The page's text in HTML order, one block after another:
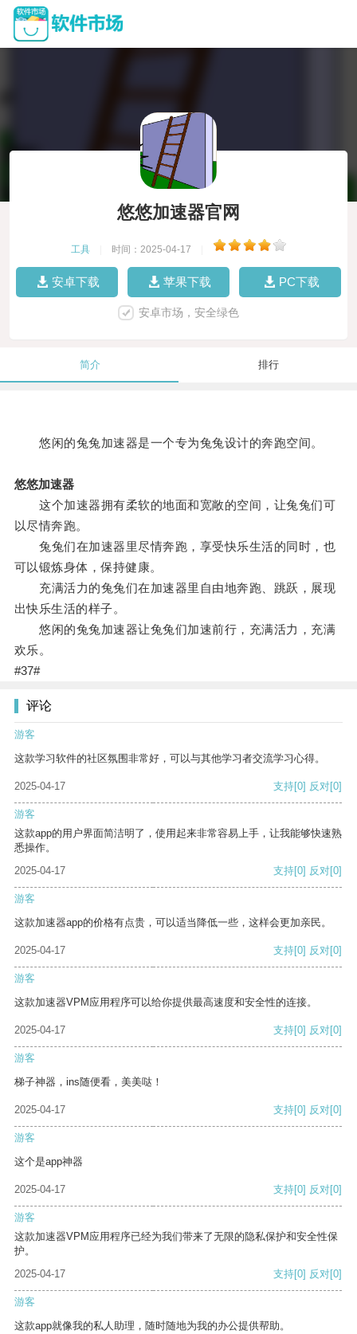
悠悠加速器官网
工具 时间：2025-04-17
安卓下载 苹果下载 PC下载
安卓市场，安全绿色
简介 排行
悠闲的兔兔加速器是一个专为兔兔设计的奔跑空间。
悠悠加速器
这个加速器拥有柔软的地面和宽敞的空间，让兔兔们可
以尽情奔跑。
兔兔们在加速器里尽情奔跑，享受快乐生活的同时，也
可以锻炼身体，保持健康。
充满活力的兔兔们在加速器里自由地奔跑、跳跃，展现
出快乐生活的样子。
悠闲的兔兔加速器让兔兔们加速前行，充满活力，充满
欢乐。
#37#
评论
游客
这款学习软件的社区氛围非常好，可以与其他学习者交流学习心得。
2025-04-17 支持[0] 反对[0]
游客
这款app的用户界面简洁明了，使用起来非常容易上手，让我能够快速熟
悉操作。
2025-04-17
支持[0] 反对[0]
游客
这款加速器app的价格有点贵，可以适当降低一些，这样会更加亲民。
2025-04-17 支持[0] 反对[0]
游客
这款加速器VPM应用程序可以给你提供最高速度和安全性的连接。
2025-04-17 支持[0] 反对[0]
游客
梯子神器，ins随便看，美美哒！
2025-04-17 支持[0] 反对[0]
游客
这个是app神器
2025-04-17 支持[0] 反对[0]
游客
这款加速器VPM应用程序已经为我们带来了无限的隐私保护和安全性保
护。
2025-04-17
支持[0] 反对[0]
游客
这款app就像我的私人助理，随时随地为我的办公提供帮助。